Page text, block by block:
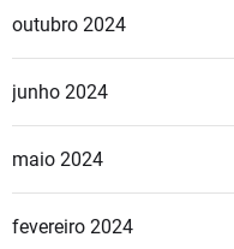
outubro 2024
junho 2024
maio 2024
fevereiro 2024